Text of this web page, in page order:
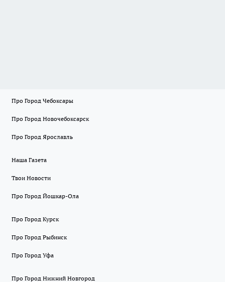
Про Город Чебоксары
Про Город Новочебоксарск
Про Город Ярославль
Наша Газета
Твои Новости
Про Город Йошкар-Ола
Про Город Курск
Про Город Рыбинск
Про Город Уфа
Про Город Нижний Новгород